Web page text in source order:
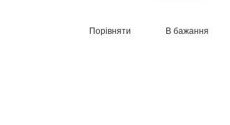
Порівняти В бажання